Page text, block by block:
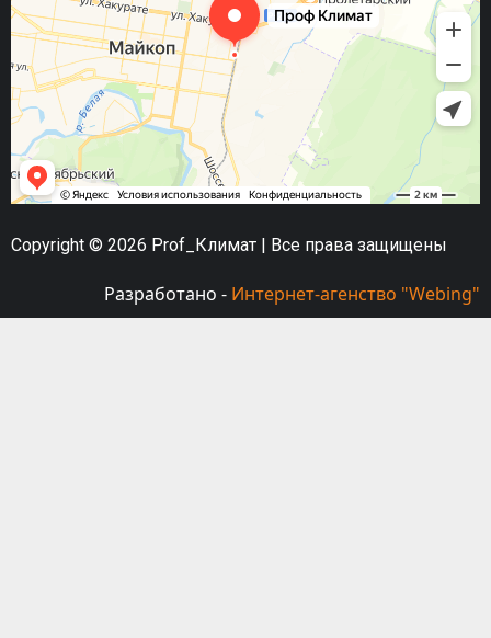
Copyright © 2026 Prof_Климат | Все права защищены
Разработано - Интернет-агенство "Webing"